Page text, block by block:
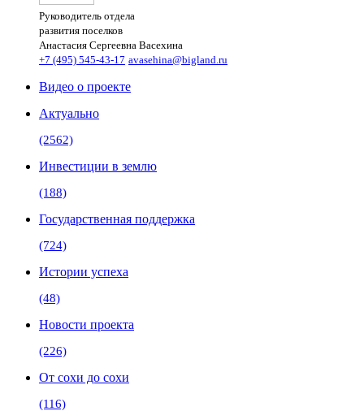
Руководитель отдела
развития поселков
Анастасия Сергеевна Васехина
+7 (495) 545-43-17 avasehina@bigland.ru
Видео о проекте
Актуально
(2562)
Инвестиции в землю
(188)
Государственная поддержка
(724)
Истории успеха
(48)
Новости проекта
(226)
От сохи до сохи
(116)